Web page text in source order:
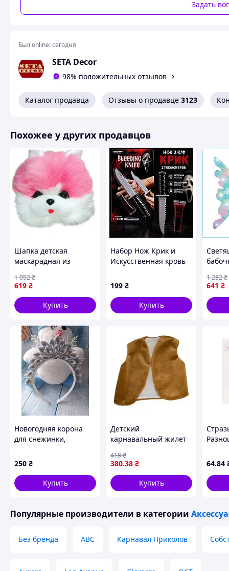
Задать
Был online:сегодня
SETA Decor
98% положительных отзывов
Каталог продавца Отзывы о продавце 3123
Похожее у других продавцов
Шапка детская
маскарадная из
для праздников 53-56
см бело-розовая
Золушка GR-9140
619 ₴
1 052₴
Купить
Набор Нож Крик и
Искусственная кровь
199 ₴
Купить
на
Fairy
641 ₴
1 282₴
Новогодняя корона
для снежинки,
250 ₴
Купить
Детский
карнавальный жилет
коричневого цвета
(ZL2274)
380.38 ₴
418₴
Купить
LUKKY
64.84
Популярные производители в категории
Без бренда ABC Карнавал Приколов